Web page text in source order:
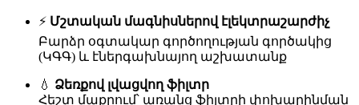
⚡ Մշտական մագնիսներով էլեկտրաշարժիչ
Բարձր օգտակար գործողության գործակից
(ԿԳԳ) և էներգախնայող աշխատանք
💧 Ձեռքով լվացվող ֆիլտր
Հեշտ մաքրում՝ առանց ֆիլտրի փոխարինման